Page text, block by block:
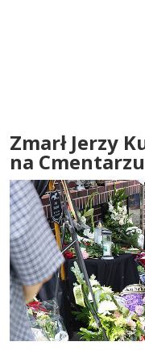
Zmarł Jerzy
na